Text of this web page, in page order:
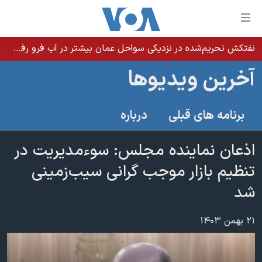
لینکهای
قابل
دسترسی
جهش
اصلی
جهش
به
صفحه
اصلی
جهش
جستجو
خانه
نسخه سبک وب‌سایت
آمریکا
جهان
ورزشی
ویژه برنامه‌ها
برنامه های تلویزیونی
جدول برنامه ها
صفحه‌های ویژه
جام جهانی ۲۰۲۶
۲۵۰سالگی آمریکا
بایگانی برنامه‌های تلویزیونی
فرکانس‌های صدای آمریکا
یادگیری زبان انگلیسی
نفتکش تحریم‌شده در نزدیکی سواحل عمان بیشتر در آب فرو رفت؛ نشت نفت ادامه دارد
آخرین ویدیوها
برنامه های قبلی درباره
اذعان نماینده مجلس: سوءمدیریت در
تنظیم بازار موجب گرانی سیب‌زمینی
شد
۲۱ بهمن ۱۴۰۳